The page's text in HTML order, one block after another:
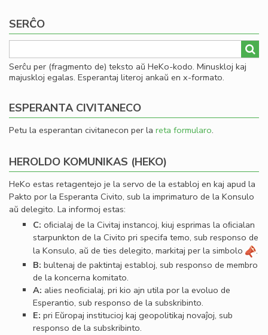
SERĈO
Serĉu per (fragmento de) teksto aŭ HeKo-kodo. Minuskloj kaj
majuskloj egalas. Esperantaj literoj ankaŭ en x-formato.
ESPERANTA CIVITANECO
Petu la esperantan civitanecon per la reta formularo.
HEROLDO KOMUNIKAS (HEKO)
HeKo estas retagentejo je la servo de la establoj en kaj apud la
Pakto por la Esperanta Civito, sub la imprimaturo de la Konsulo
aŭ delegito. La informoj estas:
C: oﬁcialaj de la Civitaj instancoj, kiuj esprimas la oﬁcialan
starpunkton de la Civito pri specifa temo, sub responso de
la Konsulo, aŭ de ties delegito, markitaj per la simbolo
.
B: bultenaj de paktintaj establoj, sub responso de membro
de la koncerna komitato.
A: alies neoﬁcialaj, pri kio ajn utila por la evoluo de
Esperantio, sub responso de la subskribinto.
E: pri Eŭropaj institucioj kaj geopolitikaj novaĵoj, sub
responso de la subskribinto.